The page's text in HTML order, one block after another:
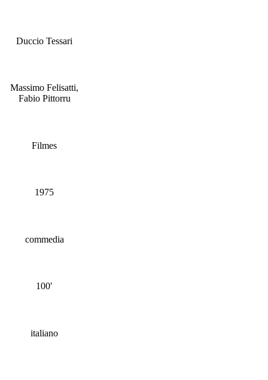
Duccio Tessari
Massimo Felisatti,
Fabio Pittorru
Filmes
1975
commedia
100′
italiano